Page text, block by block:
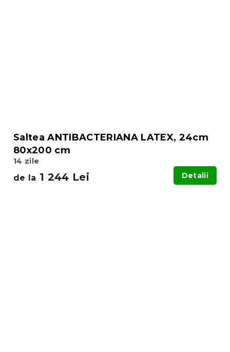
Saltea ANTIBACTERIANA LATEX, 24cm
80x200 cm
14 zile
de la 1 244 Lei Detalii